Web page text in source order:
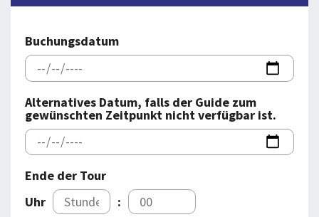
BUCHUNG
VORTRAG
ÜBER UNS
Buchungsdatum
Alternatives Datum, falls der Guide zum
gewünschten Zeitpunkt nicht verfügbar ist.
Ende der Tour
Uhr
: